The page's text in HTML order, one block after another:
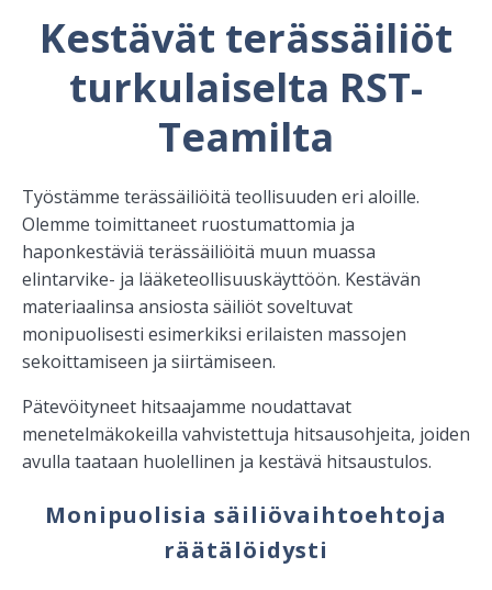
Kestävät terässäiliöt
turkulaiselta RST-
Teamilta
Työstämme terässäiliöitä teollisuuden eri aloille.
Olemme toimittaneet ruostumattomia ja
haponkestäviä terässäiliöitä muun muassa
elintarvike- ja lääketeollisuuskäyttöön. Kestävän
materiaalinsa ansiosta säiliöt soveltuvat
monipuolisesti esimerkiksi erilaisten massojen
sekoittamiseen ja siirtämiseen.
Pätevöityneet hitsaajamme noudattavat
menetelmäkokeilla vahvistettuja hitsausohjeita, joiden
avulla taataan huolellinen ja kestävä hitsaustulos.
Monipuolisia säiliövaihtoehtoja
räätälöidysti